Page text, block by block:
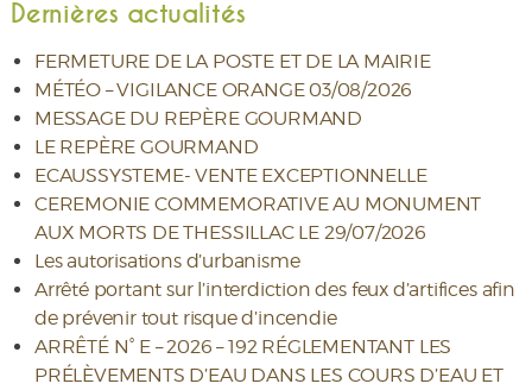
Dernières actualités
FERMETURE DE LA POSTE ET DE LA MAIRIE
MÉTÉO – VIGILANCE ORANGE 03/08/2026
MESSAGE DU REPÈRE GOURMAND
LE REPÈRE GOURMAND
ECAUSSYSTEME- VENTE EXCEPTIONNELLE
CEREMONIE COMMEMORATIVE AU MONUMENT
AUX MORTS DE THESSILLAC LE 29/07/2026
Les autorisations d’urbanisme
Arrêté portant sur l’interdiction des feux d’artifices afin
de prévenir tout risque d’incendie
ARRÊTÉ N° E – 2026 – 192 RÉGLEMENTANT LES
PRÉLÈVEMENTS D’EAU DANS LES COURS D’EAU ET